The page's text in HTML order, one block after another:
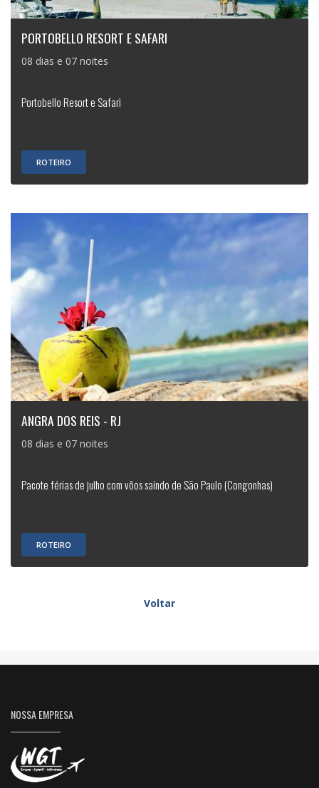
PORTOBELLO RESORT E SAFARI
08 dias e 07 noites
Portobello Resort e Safari
ROTEIRO
ANGRA DOS REIS - RJ
08 dias e 07 noites
Pacote férias de julho com vôos saindo de São Paulo (Congonhas)
ROTEIRO
Voltar
NOSSA EMPRESA